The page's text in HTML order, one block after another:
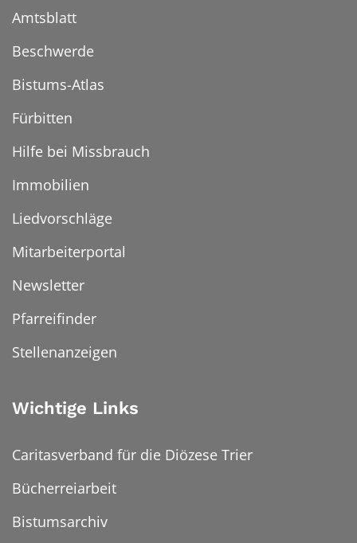
Amtsblatt
Beschwerde
Bistums-Atlas
Fürbitten
Hilfe bei Missbrauch
Immobilien
Liedvorschläge
Mitarbeiterportal
Newsletter
Pfarreifinder
Stellenanzeigen
Wichtige Links
Caritasverband für die Diözese Trier
Bücherreiarbeit
Bistumsarchiv